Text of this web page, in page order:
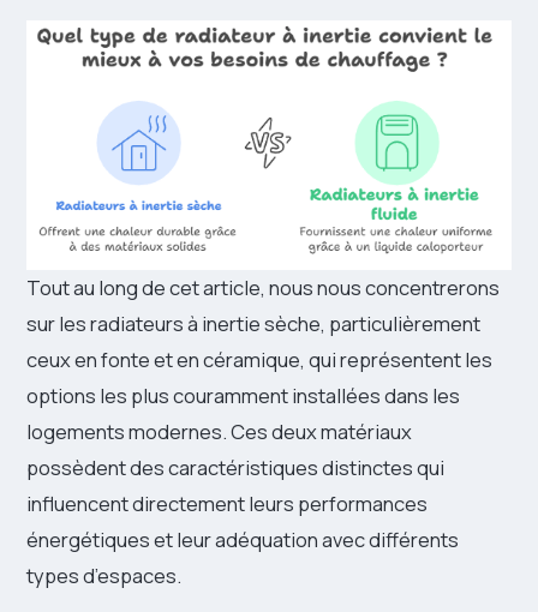
Tout au long de cet article, nous nous concentrerons
sur les radiateurs à inertie sèche, particulièrement
ceux en fonte et en céramique, qui représentent les
options les plus couramment installées dans les
logements modernes. Ces deux matériaux
possèdent des caractéristiques distinctes qui
influencent directement leurs performances
énergétiques et leur adéquation avec différents
types d’espaces.